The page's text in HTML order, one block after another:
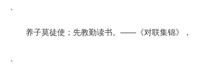
、
养子莫徒使；先教勤读书。——《对联集锦》，
、